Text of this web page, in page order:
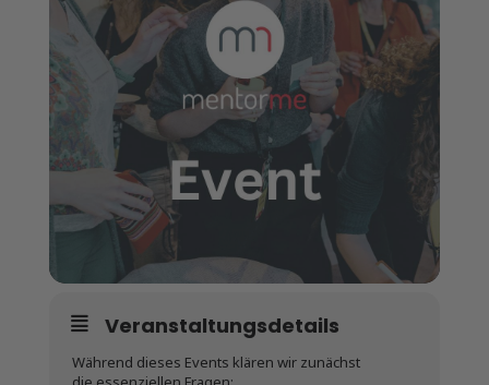
Veranstaltungsdetails
Während dieses Events klären wir zunächst